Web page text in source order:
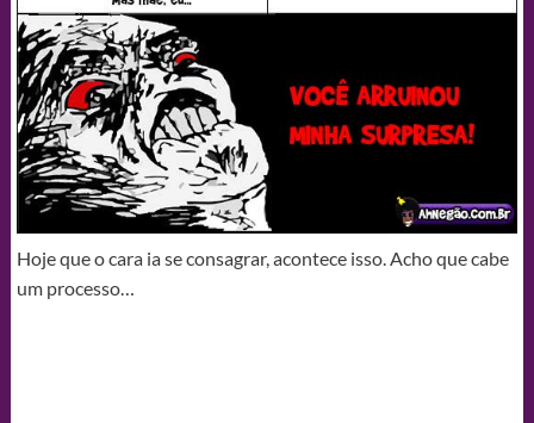
Hoje que o cara ia se consagrar, acontece isso. Acho que cabe
um processo…